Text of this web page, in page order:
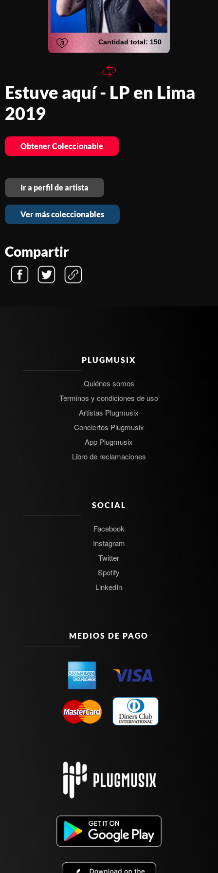
Cantidad total: 150
Card de edición limitada
Coleccionables Plugmusix
Estuve aquí- LP en Lima
2019
Obtener Coleccionable
Ir a perfil de artista
Ver más coleccionables
Compartir
PLUGMUSIX
Quiénes somos
Terminos y condiciones de uso
Artistas Plugmusix
Conciertos Plugmusix
App Plugmusix
Libro de reclamaciones
SOCIAL
Facebook
Instagram
Twitter
Spotify
LinkedIn
MEDIOS DE PAGO